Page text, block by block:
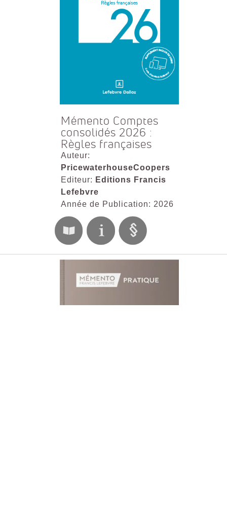
Mémento Comptes
consolidés 2026 :
Règles françaises
Auteur:
PricewaterhouseCoopers
Editeur: Editions Francis
Lefebvre
Année de Publication: 2026